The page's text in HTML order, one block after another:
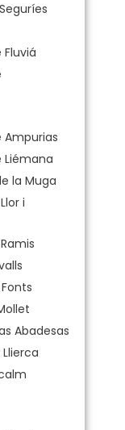
Ampurias
Liémana
la Muga
i
Abadesas